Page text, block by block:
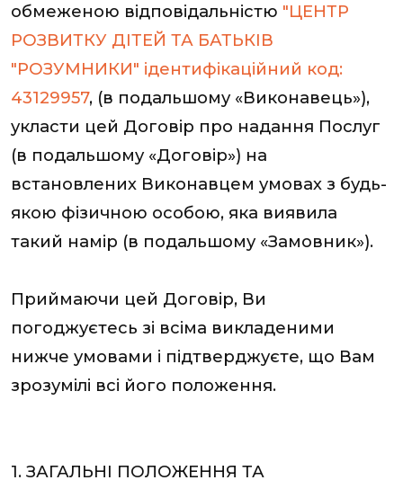
обмеженою відповідальністю "ЦЕНТР
РОЗВИТКУ ДІТЕЙ ТА БАТЬКІВ
"РОЗУМНИКИ" ідентифікаційний код:
43129957, (в подальшому «Виконавець»),
укласти цей Договір про надання Послуг
(в подальшому «Договір») на
встановлених Виконавцем умовах з будь-
якою фізичною особою, яка виявила
такий намір (в подальшому «Замовник»).
Приймаючи цей Договір, Ви
погоджуєтесь зі всіма викладеними
нижче умовами і підтверджуєте, що Вам
зрозумілі всі його положення.
1. ЗАГАЛЬНІ ПОЛОЖЕННЯ ТА